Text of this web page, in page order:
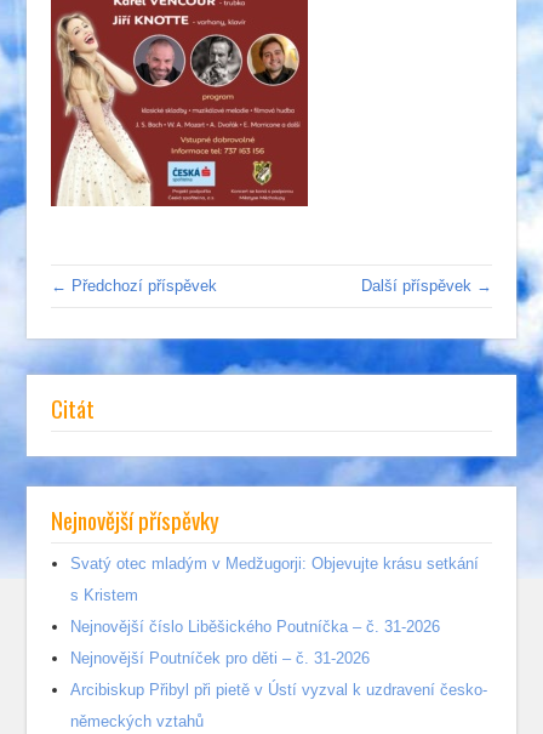
← Předchozí příspěvek Další příspěvek →
Citát
Nejnovější příspěvky
Svatý otec mladým v Medžugorji: Objevujte krásu setkání
s Kristem
Nejnovější číslo Liběšického Poutníčka – č. 31-2026
Nejnovější Poutníček pro děti – č. 31-2026
Arcibiskup Přibyl při pietě v Ústí vyzval k uzdravení česko-
německých vztahů